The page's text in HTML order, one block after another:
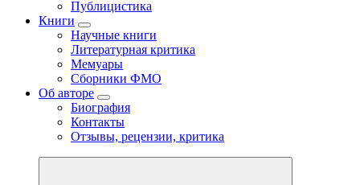
Публицистика
Книги
Научные книги
Литературная критика
Мемуары
Сборники ФМО
Об авторе
Биография
Контакты
Отзывы, рецензии, критика